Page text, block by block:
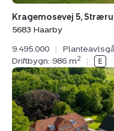
Kragemosevej 5,
5683 Haarby
9.495.000
|
Driftbygn: 986 m2 |
Landejendom:
Højbyvej
45,
Højby,